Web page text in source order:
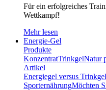
Für ein erfolgreiches
Wettkampf!
Mehr lesen
Energie-Gel
Produkte
KonzentratTrinkgelNatur
Artikel
Energiegel versus Trinkgel
SporternährungMöchten